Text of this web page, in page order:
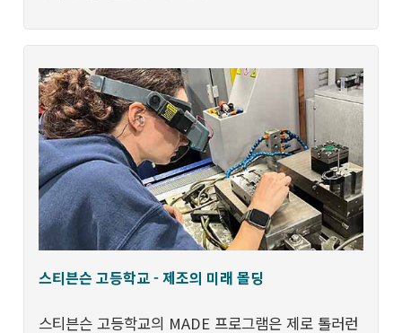
스티븐슨 고등학교 - 제조의 미래 몰딩
스티븐슨 고등학교의 MADE 프로그램은 제로 톨러런